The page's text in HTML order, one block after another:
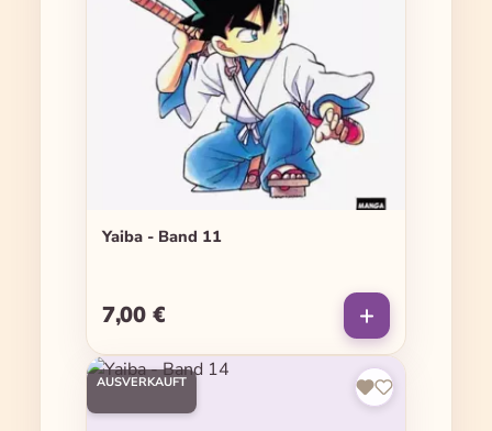
Yaiba - Band 11
Regulärer Preis:
7,00 €
AUSVERKAUFT